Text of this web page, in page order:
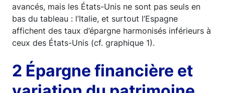
avancés, mais les États-Unis ne sont pas seuls en
bas du tableau : l’Italie, et surtout l’Espagne
affichent des taux d’épargne harmonisés inférieurs à
ceux des États-Unis (cf. graphique 1).
2 Épargne financière et